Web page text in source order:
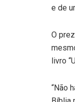
e de
O
livro
“Não